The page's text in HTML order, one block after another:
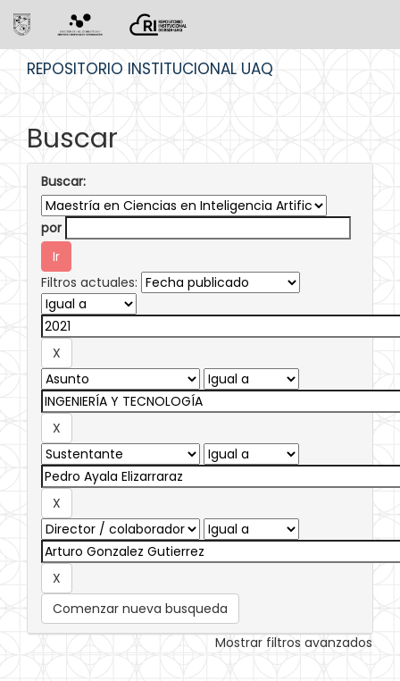
REPOSITORIO INSTITUCIONAL UAQ
Buscar
Buscar:
por
Filtros actuales:
Comenzar nueva busqueda
Mostrar filtros avanzados